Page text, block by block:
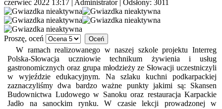
czerwiec 2022 13:17 Administrator| Odsłony: 3011
Proszę, oceń
W ramach realizowanego w naszej szkole projektu Interreg
Polska-Słowacja uczniowie technikum żywienia i usług
gastronomicznych oraz grupa młodzieży ze Słowacji uczestniczyli
w wyjeździe edukacyjnym. Na szlaku kuchni podkarpackiej
zaznaczyliśmy dwa bardzo ważne punkty jakimi są: Skansen
Budownictwa Ludowego w Sanoku oraz restauracja Karpackie
Jadło na sanockim rynku. W czasie lekcji prowadzonej w